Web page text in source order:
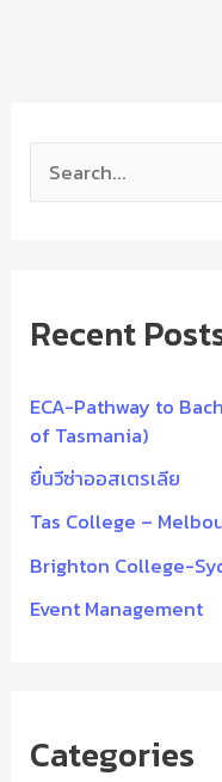
c
f
o
r
:
Recent
ECA-Pathway to
of Tasmania)
ยื่นวีซ่าออสเตรเลีย
Tas College –
Brighton College-
Event Management
Categories